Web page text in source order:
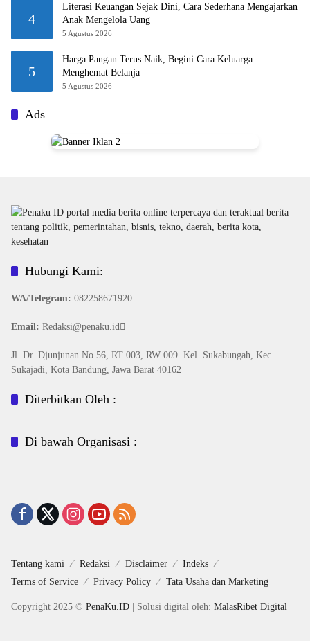
4
Literasi Keuangan Sejak Dini, Cara Sederhana Mengajarkan
Anak Mengelola Uang
5 Agustus 2026
5
Harga Pangan Terus Naik, Begini Cara Keluarga
Menghemat Belanja
5 Agustus 2026
Ads
Hubungi Kami:
WA/Telegram: 082258671920
Email: Redaksi@penaku.id
Jl. Dr. Djunjunan No.56, RT 003, RW 009. Kel. Sukabungah, Kec.
Sukajadi, Kota Bandung, Jawa Barat 40162
Diterbitkan Oleh :
Di bawah Organisasi :
Tentang kami Redaksi Disclaimer
Indeks
Terms of Service
Privacy Policy Tata Usaha dan Marketing
Copyright 2025 © PenaKu.ID | Solusi digital oleh: MalasRibet Digital